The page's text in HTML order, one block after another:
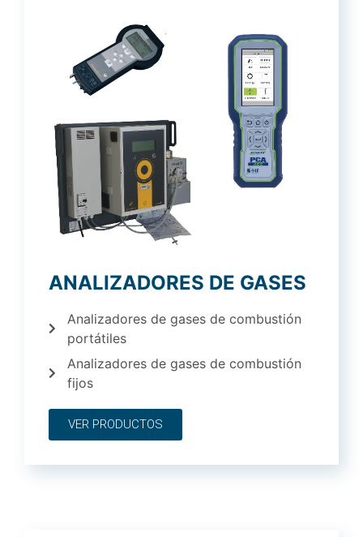
ANALIZADORES DE GASES
Analizadores de gases de combustión
portátiles
Analizadores de gases de combustión
fijos
VER PRODUCTOS